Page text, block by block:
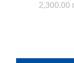
2,300.00